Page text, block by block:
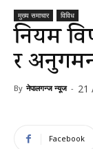
मुख्य समाचार विविध
नियम
र
By नेपालगन्ज न्यूज - 21
Facebook